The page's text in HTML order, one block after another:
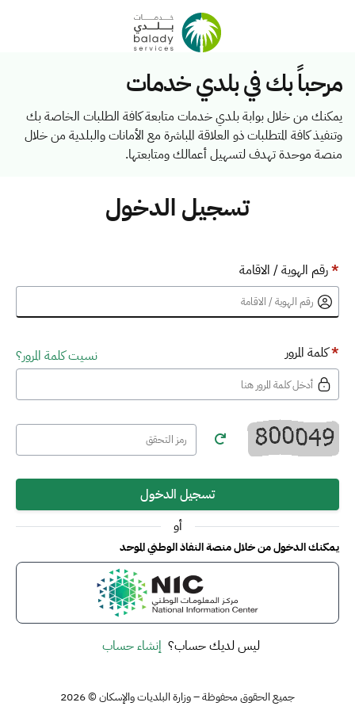
مرحباً بك في بلدي خدمات
يمكنك من خلال بوابة بلدي خدمات متابعة كافة الطلبات الخاصة بك
وتنفيذ كافة المتطلبات ذو العلاقة المباشرة مع الأمانات والبلدية من خلال
منصة موحدة تهدف لتسهيل أعمالك ومتابعتها.
تسجيل الدخول
*رقم الهوية / الاقامة
*كلمة المرور نسيت كلمة المرور؟
تسجيل الدخول
أو
يمكنك الدخول من خلال منصة النفاذ الوطني الموحد
ليس لديك حساب؟ إنشاء حساب
جميع الحقوق محفوظة – وزارة البلديات والإسكان © 2026